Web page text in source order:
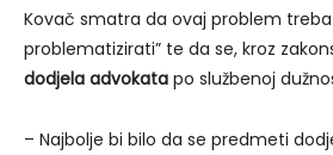
Kovač smatra da ovaj problem treba
problematizirati” te da se, kroz
dodjela advokata po službenoj
– Najbolje bi bilo da se predmeti